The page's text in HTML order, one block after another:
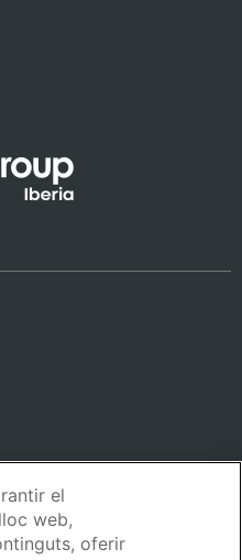
el
web,
oferir